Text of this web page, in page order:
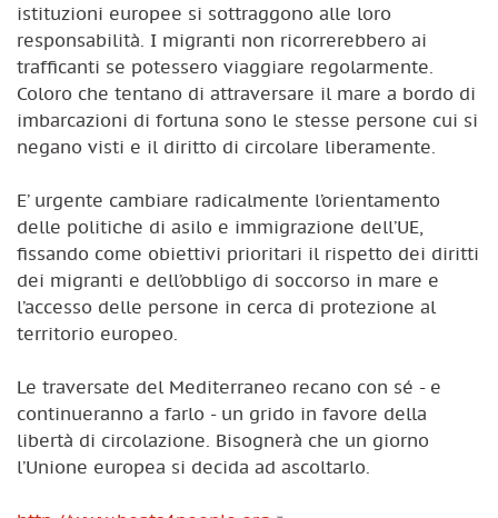
istituzioni europee si sottraggono alle loro
responsabilità. I migranti non ricorrerebbero ai
trafficanti se potessero viaggiare regolarmente.
Coloro che tentano di attraversare il mare a bordo di
imbarcazioni di fortuna sono le stesse persone cui si
negano visti e il diritto di circolare liberamente.
E’ urgente cambiare radicalmente l’orientamento
delle politiche di asilo e immigrazione dell’UE,
fissando come obiettivi prioritari il rispetto dei diritti
dei migranti e dell’obbligo di soccorso in mare e
l’accesso delle persone in cerca di protezione al
territorio europeo.
Le traversate del Mediterraneo recano con sé - e
continueranno a farlo - un grido in favore della
libertà di circolazione. Bisognerà che un giorno
l’Unione europea si decida ad ascoltarlo.